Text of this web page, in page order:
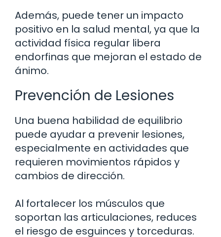
Además, puede tener un impacto
positivo en la salud mental, ya que la
actividad física regular libera
endorfinas que mejoran el estado de
ánimo.
Prevención de Lesiones
Una buena habilidad de equilibrio
puede ayudar a prevenir lesiones,
especialmente en actividades que
requieren movimientos rápidos y
cambios de dirección.
Al fortalecer los músculos que
soportan las articulaciones, reduces
el riesgo de esguinces y torceduras.